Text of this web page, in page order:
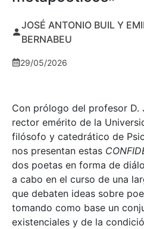
JOSÉ ANTONIO BUIL Y
BERNABEU
29/05/2026
Con prólogo del profesor D.
rector emérito de la
filósofo y catedrático de
nos presentan estas
dos poetas en forma de
a cabo en el curso de una
que debaten ideas sobre
tomando como base un
existenciales y de la